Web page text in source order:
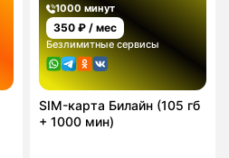
1000 минут
350 ₽ / мес
Безлимитные сервисы
SIM-карта Билайн (105 гб
+ 1000 мин)